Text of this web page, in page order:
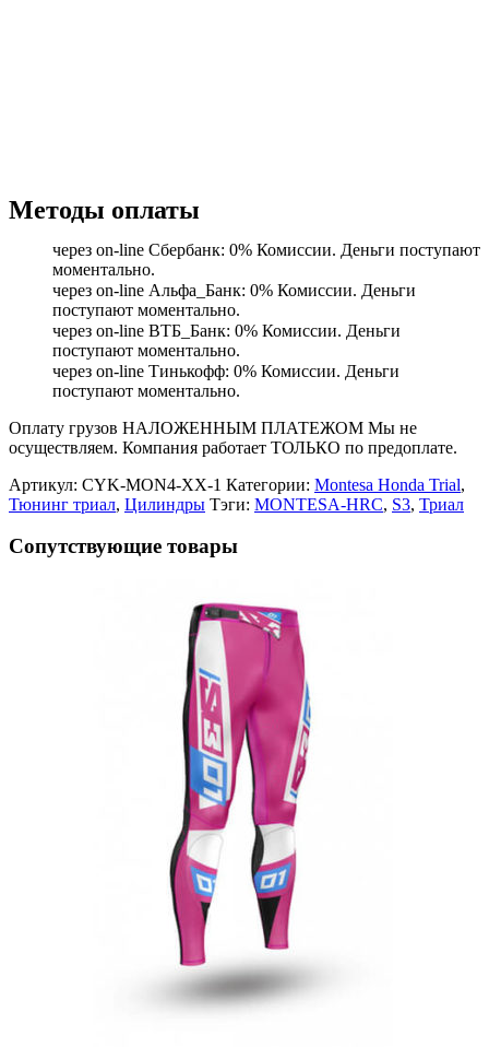
Методы оплаты
через on-line Сбербанк: 0% Комиссии. Деньги поступают
моментально.
через on-line Альфа_Банк: 0% Комиссии. Деньги
поступают моментально.
через on-line ВТБ_Банк: 0% Комиссии. Деньги
поступают моментально.
через on-line Тинькофф: 0% Комиссии. Деньги
поступают моментально.
Оплату грузов НАЛОЖЕННЫМ ПЛАТЕЖОМ Мы не
осуществляем. Компания работает ТОЛЬКО по предоплате.
Артикул: CYK-MON4-XX-1 Категории: Montesa Honda Trial,
Тюнинг триал, Цилиндры Тэги: MONTESA-HRC, S3, Триал
Сопутствующие товары